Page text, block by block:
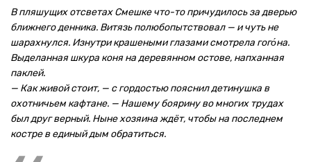
В пляшущих отсветах Смешке что-то причудилось за дверью
ближнего денника. Витязь полюбопытствовал — и чуть не
шарахнулся. Изнутри крашеными глазами смотрела гого́на.
Выделанная шкура коня на деревянном остове, напханная
паклей.
— Как живой стоит, — с гордостью пояснил детинушка в
охотничьем кафтане. — Нашему боярину во многих трудах
был друг верный. Ныне хозяина ждёт, чтобы на последнем
костре в единый дым обратиться.